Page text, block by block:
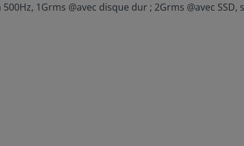
1Grms @avec disque dur ; 2Grms @avec SSD,